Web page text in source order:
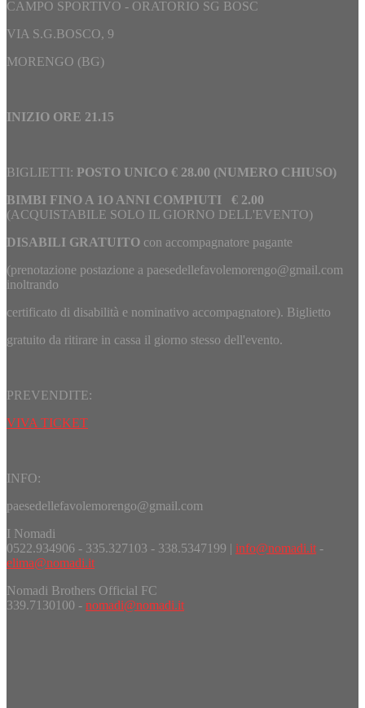
CAMPO SPORTIVO - ORATORIO SG BOSC
VIA S.G.BOSCO, 9
MORENGO (BG)
INIZIO ORE 21.15
BIGLIETTI: POSTO UNICO € 28.00 (NUMERO CHIUSO)
BIMBI FINO A 1O ANNI COMPIUTI € 2.00
(ACQUISTABILE SOLO IL GIORNO DELL'EVENTO)
DISABILI GRATUITO con accompagnatore pagante
(prenotazione postazione a paesedellefavolemorengo@gmail.com
inoltrando
certificato di disabilità e nominativo accompagnatore). Biglietto
gratuito da ritirare in cassa il giorno stesso dell'evento.
PREVENDITE:
VIVA TICKET
INFO:
paesedellefavolemorengo@gmail.com
I Nomadi
0522.934906 - 335.327103 - 338.5347199 | info@nomadi.it-
elima@nomadi.it
Nomadi Brothers Official FC
339.7130100 - nomadi@nomadi.it